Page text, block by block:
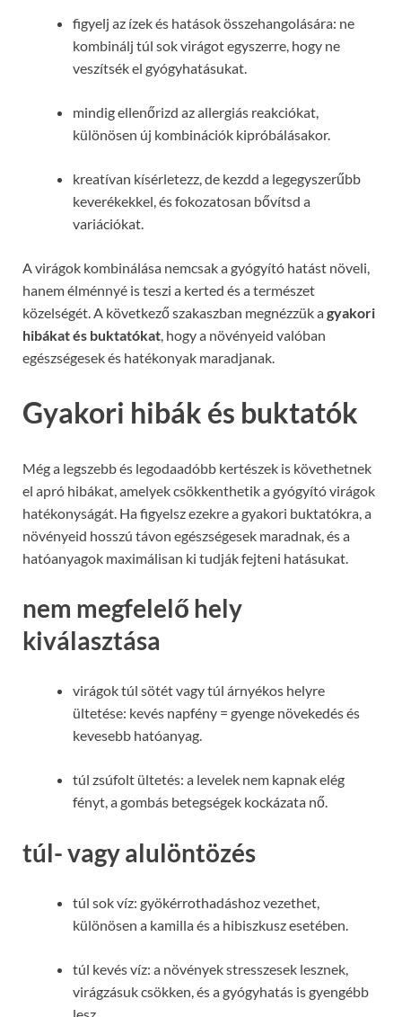
figyelj az ízek és hatások összehangolására: ne
kombinálj túl sok virágot egyszerre, hogy ne
veszítsék el gyógyhatásukat.
mindig ellenőrizd az allergiás reakciókat,
különösen új kombinációk kipróbálásakor.
kreatívan kísérletezz, de kezdd a legegyszerűbb
keverékekkel, és fokozatosan bővítsd a
variációkat.
A virágok kombinálása nemcsak a gyógyító hatást növeli,
hanem élménnyé is teszi a kerted és a természet
közelségét. A következő szakaszban megnézzük agyakori
hibákat és buktatókat , hogy a növényeid valóban
egészségesek és hatékonyak maradjanak.
Gyakori hibák és buktatók
Még a legszebb és legodaadóbb kertészek is követhetnek
el apró hibákat, amelyek csökkenthetik a gyógyító virágok
hatékonyságát. Ha figyelsz ezekre a gyakori buktatókra, a
növényeid hosszú távon egészségesek maradnak, és a
hatóanyagok maximálisan ki tudják fejteni hatásukat.
nem megfelelő hely
kiválasztása
virágok túl sötét vagy túl árnyékos helyre
ültetése: kevés napfény = gyenge növekedés és
kevesebb hatóanyag.
túl zsúfolt ültetés: a levelek nem kapnak elég
fényt, a gombás betegségek kockázata nő.
túl- vagy alulöntözés
túl sok víz: gyökérrothadáshoz vezethet,
különösen a kamilla és a hibiszkusz esetében.
túl kevés víz: a növények stresszesek lesznek,
virágzásuk csökken, és a gyógyhatás is gyengébb